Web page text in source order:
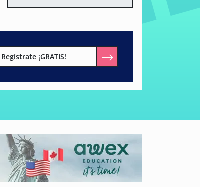
Regístrate ¡GRATIS!